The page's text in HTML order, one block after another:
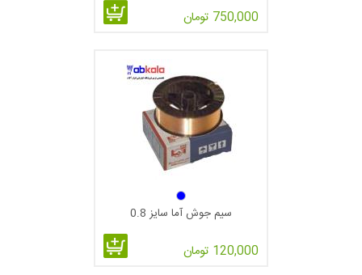
750,000 تومان
سیم جوش آما سایز 0.8
120,000 تومان